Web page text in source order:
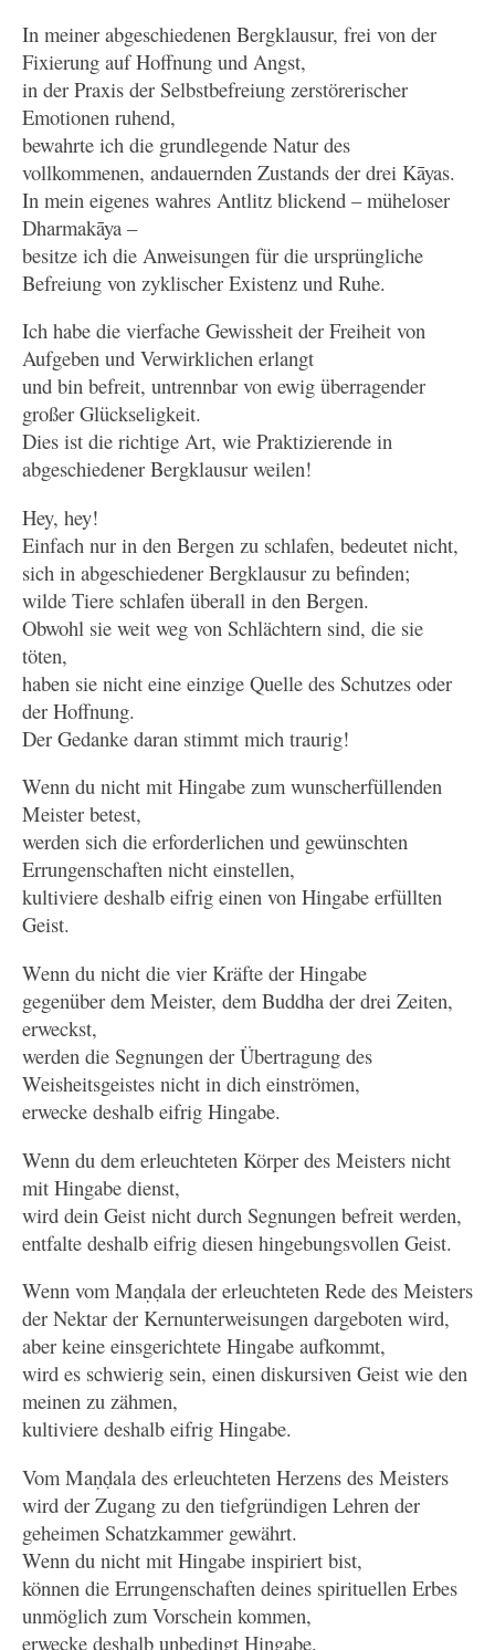
In meiner abgeschiedenen Bergklausur, frei von der
Fixierung auf Hoffnung und Angst,
in der Praxis der Selbstbefreiung zerstörerischer
Emotionen ruhend,
bewahrte ich die grundlegende Natur des
vollkommenen, andauernden Zustands der drei Kāyas.
In mein eigenes wahres Antlitz blickend – müheloser
Dharmakāya –
besitze ich die Anweisungen für die ursprüngliche
Befreiung von zyklischer Existenz und Ruhe.
Ich habe die vierfache Gewissheit der Freiheit von
Aufgeben und Verwirklichen erlangt
und bin befreit, untrennbar von ewig überragender
großer Glückseligkeit.
Dies ist die richtige Art, wie Praktizierende in
abgeschiedener Bergklausur weilen!
Hey, hey!
Einfach nur in den Bergen zu schlafen, bedeutet nicht,
sich in abgeschiedener Bergklausur zu befinden;
wilde Tiere schlafen überall in den Bergen.
Obwohl sie weit weg von Schlächtern sind, die sie
töten,
haben sie nicht eine einzige Quelle des Schutzes oder
der Hoffnung.
Der Gedanke daran stimmt mich traurig!
Wenn du nicht mit Hingabe zum wunscherfüllenden
Meister betest,
werden sich die erforderlichen und gewünschten
Errungenschaften nicht einstellen,
kultiviere deshalb eifrig einen von Hingabe erfüllten
Geist.
Wenn du nicht die vier Kräfte der Hingabe
gegenüber dem Meister, dem Buddha der drei Zeiten,
erweckst,
werden die Segnungen der Übertragung des
Weisheitsgeistes nicht in dich einströmen,
erwecke deshalb eifrig Hingabe.
Wenn du dem erleuchteten Körper des Meisters nicht
mit Hingabe dienst,
wird dein Geist nicht durch Segnungen befreit werden,
entfalte deshalb eifrig diesen hingebungsvollen Geist.
Wenn vom Maṇḍala der erleuchteten Rede des Meisters
der Nektar der Kernunterweisungen dargeboten wird,
aber keine einsgerichtete Hingabe aufkommt,
wird es schwierig sein, einen diskursiven Geist wie den
meinen zu zähmen,
kultiviere deshalb eifrig Hingabe.
Vom Maṇḍala des erleuchteten Herzens des Meisters
wird der Zugang zu den tiefgründigen Lehren der
geheimen Schatzkammer gewährt.
Wenn du nicht mit Hingabe inspiriert bist,
können die Errungenschaften deines spirituellen Erbes
unmöglich zum Vorschein kommen,
erwecke deshalb unbedingt Hingabe.